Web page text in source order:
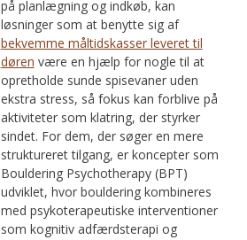
på planlægning og indkøb, kan
løsninger som at benytte sig af
bekvemme måltidskasser leveret til
døren være en hjælp for nogle til at
opretholde sunde spisevaner uden
ekstra stress, så fokus kan forblive på
aktiviteter som klatring, der styrker
sindet. For dem, der søger en mere
struktureret tilgang, er koncepter som
Bouldering Psychotherapy (BPT)
udviklet, hvor bouldering kombineres
med psykoterapeutiske interventioner
som kognitiv adfærdsterapi og